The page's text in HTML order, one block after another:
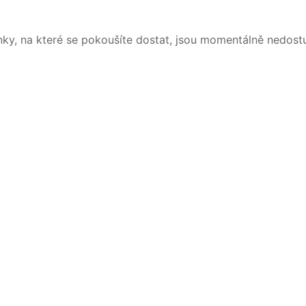
na které se pokoušíte dostat, jsou momentálně